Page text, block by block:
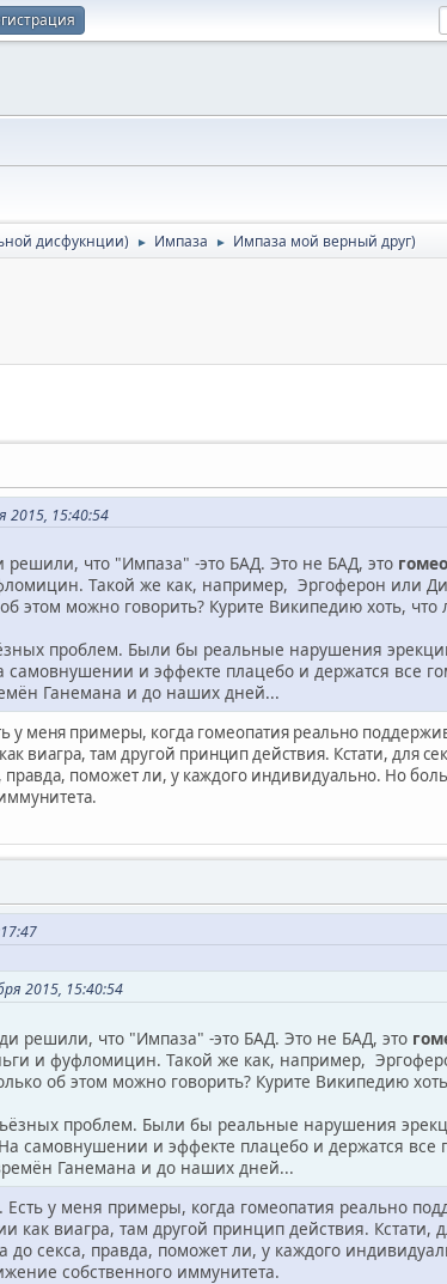
дисфукнции) ► Импаза ► Импаза мой верный друг)
15:40:54
что "Импаза" -это БАД. Это не БАД, это
Такой же как, например, Эргоферон или
этом можно говорить? Курите Википедию хоть, что
проблем. Были бы реальные нарушения
и эффекте плацебо и держатся все
Ганемана и до наших дней...
у меня примеры, когда гомеопатия реально
виагра, там другой принцип действия. Кстати, для
правда, поможет ли, у каждого индивидуально. Но
2015, 15:40:54
решили, что "Импаза" -это БАД. Это не БАД, это
и фуфломицин. Такой же как, например,
об этом можно говорить? Курите Википедию
проблем. Были бы реальные нарушения
самовнушении и эффекте плацебо и держатся все
Ганемана и до наших дней...
Есть у меня примеры, когда гомеопатия реально
как виагра, там другой принцип действия. Кстати,
до секса, правда, поможет ли, у каждого
собственного иммунитета.